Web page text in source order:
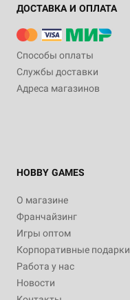
ДОСТАВКА И ОПЛАТА
Способы оплаты
Службы доставки
Адреса магазинов
HOBBY GAMES
О магазине
Франчайзинг
Игры оптом
Корпоративные подарки
Работа у нас
Новости